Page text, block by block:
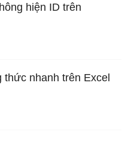
hiện ID trên
thức nhanh trên Excel